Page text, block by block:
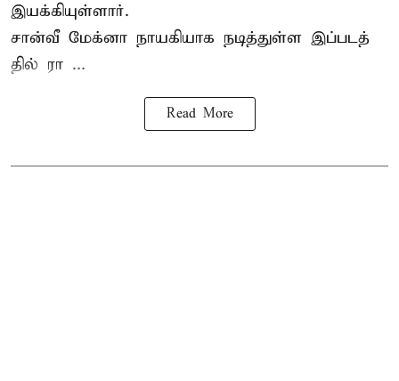
இயக்​கி​யுள்​ளார்.
சான்வீ மேக்னா நாயகி​யாக நடித்​துள்ள இப்​படத்​
தில் ரா ...
Read More